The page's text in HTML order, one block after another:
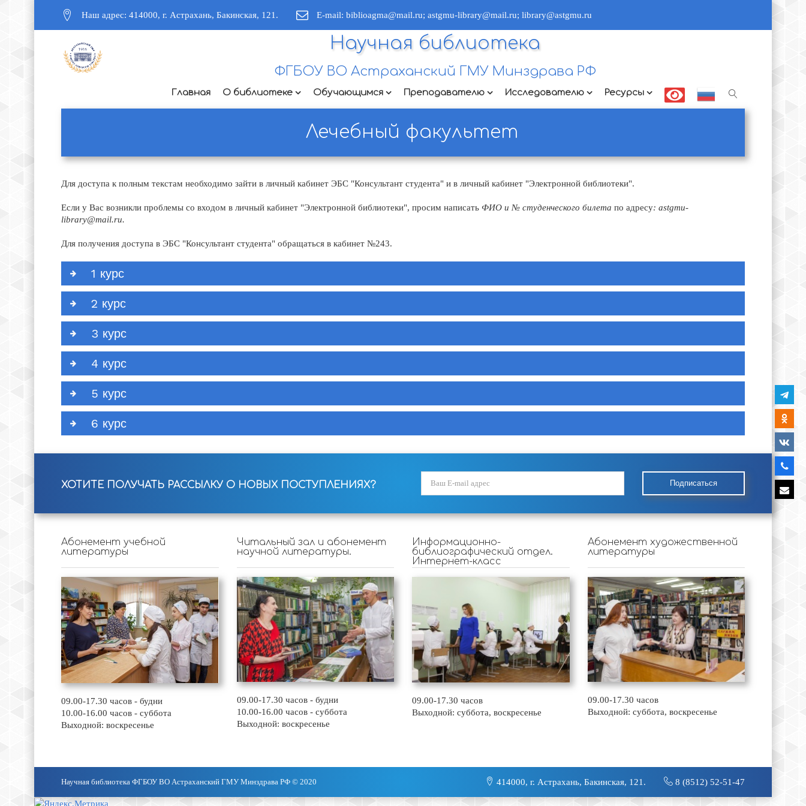
Наш адрес: 414000, г. Астрахань, Бакинская, 121. E-mail: biblioagma@mail.ru; astgmu-library@mail.ru; library@astgmu.ru
Научная библиотека
ФГБОУ ВО Астраханский ГМУ Минздрава РФ
Главная О библиотеке Обучающимся Преподавателю Исследователю Ресурсы
Лечебный факультет
Для доступа к полным текстам необходимо зайти в личный кабинет ЭБС "Консультант студента" и в личный кабинет "Электронной библиотеки".
Если у Вас возникли проблемы со входом в личный кабинет "Электронной библиотеки", просим написать ФИО и № студенческого билета по адресу: astgmu-
library@mail.ru.
Для получения доступа в ЭБС "Консультант студента" обращаться в кабинет №243.
1 курс
2 курс
3 курс
4 курс
5 курс
6 курс
ХОТИТЕ ПОЛУЧАТЬ РАССЫЛКУ О НОВЫХ ПОСТУПЛЕНИЯХ? Подписаться
Абонемент учебной
литературы
09.00-17.30 часов - будни
10.00-16.00 часов - суббота
Выходной: воскресенье
Читальный зал и абонемент
научной литературы.
09.00-17.30 часов - будни
10.00-16.00 часов - суббота
Выходной: воскресенье
Информационно-
библиографический отдел.
Интернет-класс
09.00-17.30 часов
Выходной: суббота, воскресенье
Абонемент художественной
литературы
09.00-17.30 часов
Выходной: суббота, воскресенье
Научная библиотека ФГБОУ ВО Астраханский ГМУ Минздрава РФ © 2020 414000, г. Астрахань, Бакинская, 121. 8 (8512) 52-51-47